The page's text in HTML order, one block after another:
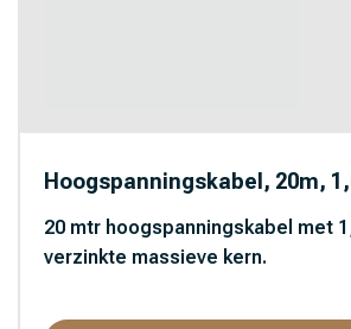
Hoogspanningskabel, 20m,
20 mtr hoogspanningskabel met
verzinkte massieve kern.